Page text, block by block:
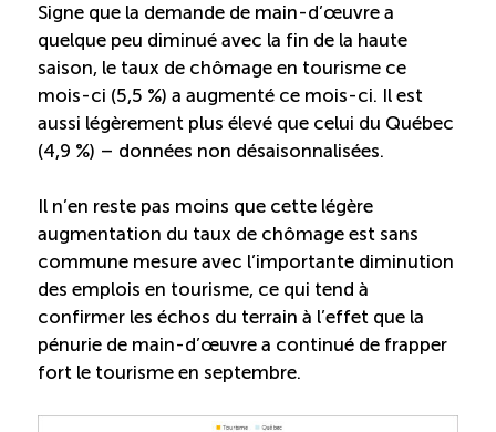
Signe que la demande de main-d’œuvre a
quelque peu diminué avec la fin de la haute
saison, le taux de chômage en tourisme ce
mois-ci (5,5 %) a augmenté ce mois-ci. Il est
aussi légèrement plus élevé que celui du Québec
(4,9 %) – données non désaisonnalisées.
Il n’en reste pas moins que cette légère
augmentation du taux de chômage est sans
commune mesure avec l’importante diminution
des emplois en tourisme, ce qui tend à
confirmer les échos du terrain à l’effet que la
pénurie de main-d’œuvre a continué de frapper
fort le tourisme en septembre.